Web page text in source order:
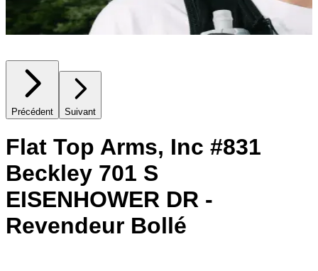
Précédent Suivant
Flat Top Arms, Inc #831
Beckley 701 S
EISENHOWER DR -
Revendeur Bollé